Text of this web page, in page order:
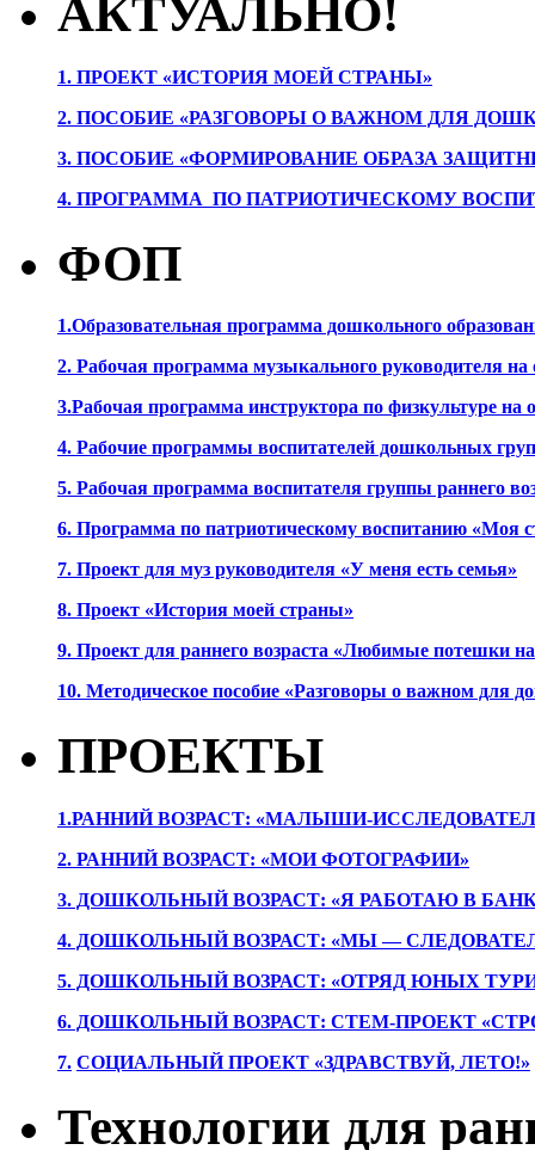
АКТУАЛЬНО!
1. ПРОЕКТ «ИСТОРИЯ МОЕЙ СТРАНЫ»
2. ПОСОБИЕ «РАЗГОВОРЫ О ВАЖНОМ ДЛЯ
3. ПОСОБИЕ «ФОРМИРОВАНИЕ ОБРАЗА
4. ПРОГРАММА ПО ПАТРИОТИЧЕСКОМУ
ФОП
1.Образовательная программа дошкольного
2. Рабочая программа музыкального руководителя
3.Рабочая программа инструктора по физкультуре
4. Рабочие программы воспитателей дошкольных
5. Рабочая программа воспитателя группы раннего
6. Программа по патриотическому воспитанию «Моя
7. Проект для муз руководителя «У меня есть семья»
8. Проект «История моей страны»
9. Проект для раннего возраста «Любимые потешки
10. Методическое пособие «Разговоры о важном для
ПРОЕКТЫ
1.РАННИЙ ВОЗРАСТ: «МАЛЫШИ-
2. РАННИЙ ВОЗРАСТ: «МОИ ФОТОГРАФИИ»
3. ДОШКОЛЬНЫЙ ВОЗРАСТ: «Я РАБОТАЮ В
4. ДОШКОЛЬНЫЙ ВОЗРАСТ: «МЫ —
5. ДОШКОЛЬНЫЙ ВОЗРАСТ: «ОТРЯД ЮНЫХ
6. ДОШКОЛЬНЫЙ ВОЗРАСТ: СТЕМ-ПРОЕКТ
7. СОЦИАЛЬНЫЙ ПРОЕКТ «ЗДРАВСТВУЙ, ЛЕТО!»
Технологии для